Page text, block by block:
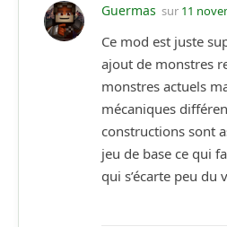
Guermas sur 11
Ce mod est juste
ajout de monstres
monstres actuels
mécaniques
constructions sont
jeu de base ce qui
qui s’écarte peu du